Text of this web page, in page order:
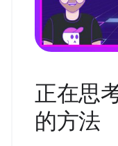
正在思
的方法